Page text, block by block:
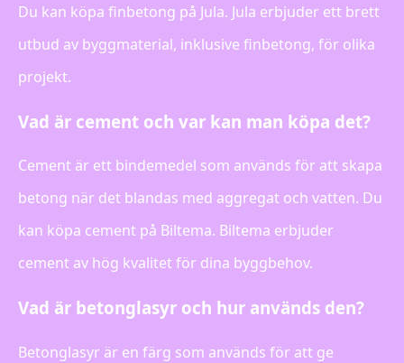
Du kan köpa finbetong på Jula. Jula erbjuder ett brett
utbud av byggmaterial, inklusive finbetong, för olika
projekt.
Vad är cement och var kan man köpa det?
Cement är ett bindemedel som används för att skapa
betong när det blandas med aggregat och vatten. Du
kan köpa cement på Biltema. Biltema erbjuder
cement av hög kvalitet för dina byggbehov.
Vad är betonglasyr och hur används den?
Betonglasyr är en färg som används för att ge